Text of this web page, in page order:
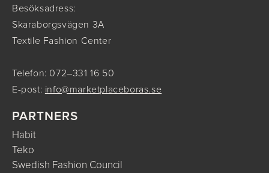
Besöksadress:
Skaraborgsvägen 3A
Textile Fashion Center
Telefon: 072–331 16 50
E-post: info@marketplaceboras.se
PARTNERS
Habit
Teko
Swedish Fashion Council